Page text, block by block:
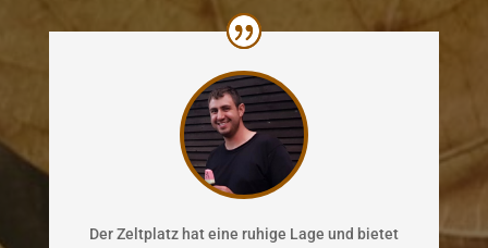
Der Zeltplatz hat eine ruhige Lage und bietet